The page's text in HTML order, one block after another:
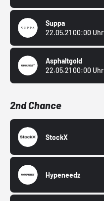
Suppa
22.05.21 00:00 Uhr
Asphaltgold
22.05.21 00:00 Uhr
2nd Chance
StockX
Hypeneedz